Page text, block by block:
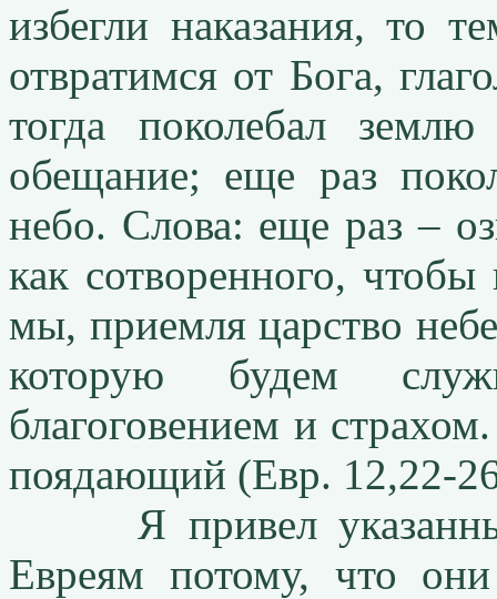
избегли наказания, то
отвратимся от Бога,
тогда поколебал
обещание; еще раз
небо. Слова: еще раз –
как сотворенного,
мы, приемля царство
которую будем
благоговением и
поядающий (Евр. 12,22-
Я привел указанные
Евреям потому, что